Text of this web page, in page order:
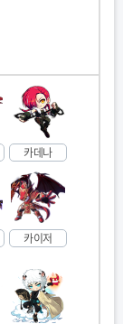
카데나
카이저